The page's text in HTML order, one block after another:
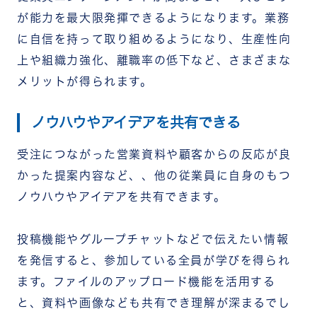
が能力を最大限発揮できるようになります。業務
に自信を持って取り組めるようになり、生産性向
上や組織力強化、離職率の低下など、さまざまな
メリットが得られます。
ノウハウやアイデアを共有できる
受注につながった営業資料や顧客からの反応が良
かった提案内容など、、他の従業員に自身のもつ
ノウハウやアイデアを共有できます。
投稿機能やグループチャットなどで伝えたい情報
を発信すると、参加している全員が学びを得られ
ます。ファイルのアップロード機能を活用する
と、資料や画像なども共有でき理解が深まるでし